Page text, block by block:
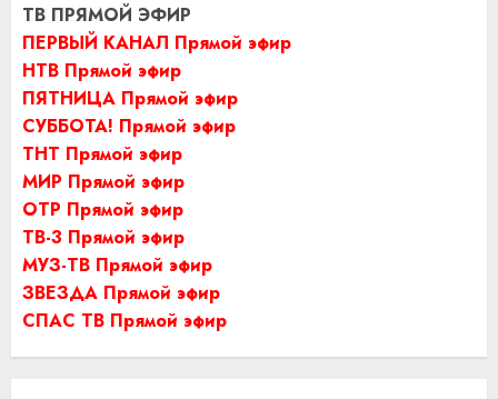
ТВ ПРЯМОЙ ЭФИР
ПЕРВЫЙ КАНАЛ Прямой эфир
НТВ Прямой эфир
ПЯТНИЦА Прямой эфир
СУББОТА! Прямой эфир
ТНТ Прямой эфир
МИР Прямой эфир
ОТР Прямой эфир
ТВ-3 Прямой эфир
МУЗ-ТВ Прямой эфир
ЗВЕЗДА Прямой эфир
СПАС ТВ Прямой эфир